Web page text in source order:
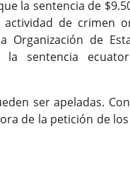
la sentencia de
de crimen
de
la sentencia
ser apeladas.
de la petición de